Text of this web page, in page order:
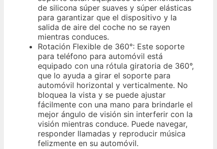
de silicona súper suaves y súper elásticas
para garantizar que el dispositivo y la
salida de aire del coche no se rayen
mientras conduces.
Rotación Flexible de 360°: Este soporte
para teléfono para automóvil está
equipado con una rótula giratoria de 360°,
que lo ayuda a girar el soporte para
automóvil horizontal y verticalmente. No
bloquea la vista y se puede ajustar
fácilmente con una mano para brindarle el
mejor ángulo de visión sin interferir con la
visión mientras conduce. Puede navegar,
responder llamadas y reproducir música
felizmente en su automóvil.